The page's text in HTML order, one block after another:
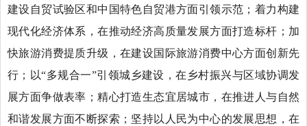
建设自贸试验区和中国特色自贸港方面引领示范；着力构建
现代化经济体系，在推动经济高质量发展方面打造标杆；加
快旅游消费提质升级，在建设国际旅游消费中心方面创新先
行；以“多规合一”引领城乡建设，在乡村振兴与区域协调发
展方面争做表率；精心打造生态宜居城市，在推进人与自然
和谐发展方面不断探索；坚持以人民为中心的发展思想，在